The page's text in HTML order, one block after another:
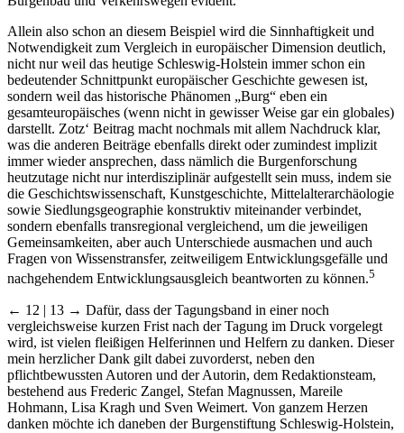
Allein also schon an diesem Beispiel wird die Sinnhaftigkeit und
Notwendigkeit zum Vergleich in europäischer Dimension deutlich,
nicht nur weil das heutige Schleswig-Holstein immer schon ein
bedeutender Schnittpunkt europäischer Geschichte gewesen ist,
sondern weil das historische Phänomen „Burg“ eben ein
gesamteuropäisches (wenn nicht in gewisser Weise gar ein globales)
darstellt. Zotz‘ Beitrag macht nochmals mit allem Nachdruck klar,
was die anderen Beiträge ebenfalls direkt oder zumindest implizit
immer wieder ansprechen, dass nämlich die Burgenforschung
heutzutage nicht nur interdisziplinär aufgestellt sein muss, indem sie
die Geschichtswissenschaft, Kunstgeschichte, Mittelalterarchäologie
sowie Siedlungsgeographie konstruktiv miteinander verbindet,
sondern ebenfalls transregional vergleichend, um die jeweiligen
Gemeinsamkeiten, aber auch Unterschiede ausmachen und auch
Fragen von Wissenstransfer, zeitweiligem Entwicklungsgefälle und
nachgehendem Entwicklungsausgleich beantworten zu können.5
← 12 | 13 → Dafür, dass der Tagungsband in einer noch
vergleichsweise kurzen Frist nach der Tagung im Druck vorgelegt
wird, ist vielen fleißigen Helferinnen und Helfern zu danken. Dieser
mein herzlicher Dank gilt dabei zuvorderst, neben den
pflichtbewussten Autoren und der Autorin, dem Redaktionsteam,
bestehend aus Frederic Zangel, Stefan Magnussen, Mareile
Hohmann, Lisa Kragh und Sven Weimert. Von ganzem Herzen
danken möchte ich daneben der Burgenstiftung Schleswig-Holstein,